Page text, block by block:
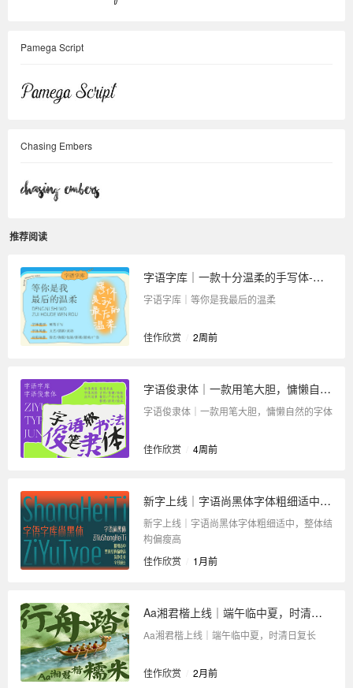
Pamega Script
Chasing Embers
推荐阅读
字语字库｜一款十分温柔的手写体-等你是我最后的温柔
字语字库｜等你是我最后的温柔
佳作欣赏 2周前
字语俊隶体｜一款用笔大胆，慵懒自然的字体
字语俊隶体｜一款用笔大胆，慵懒自然的字体
佳作欣赏 4周前
新字上线｜字语尚黑体字体粗细适中，整体结构偏瘦高
新字上线｜字语尚黑体字体粗细适中，整体结
构偏瘦高
佳作欣赏
1月前
Aa湘君楷上线｜端午临中夏，时清日复长
Aa湘君楷上线｜端午临中夏，时清日复长
佳作欣赏 2月前